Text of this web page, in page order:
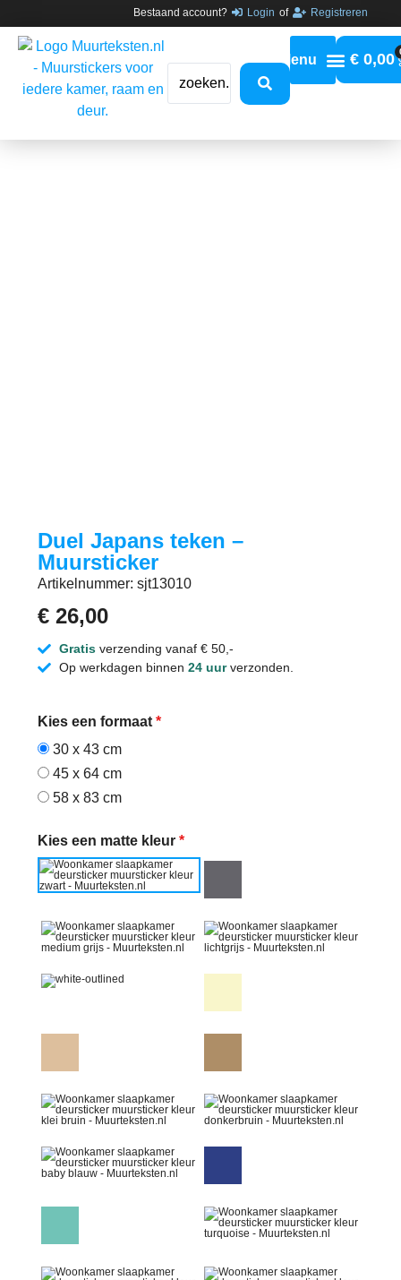
Bestaand account? Login of Registreren
€0,00
Duel Japans teken –
Muursticker
Artikelnummer: sjt13010
€ 26,00
Gratisverzending vanaf € 50,-
Op werkdagen binnen 24 uurverzonden.
Kies een formaat *
30 x 43 cm
45 x 64 cm
58 x 83 cm
Kies een matte kleur *